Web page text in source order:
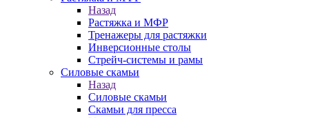
Назад
Растяжка и МФР
Тренажеры для растяжки
Инверсионные столы
Стрейч-системы и рамы
Силовые скамьи
Назад
Силовые скамьи
Скамьи для пресса